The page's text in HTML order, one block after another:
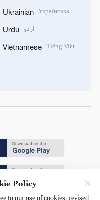
Ukrainian Українська
Urdu اردو
Vietnamese Tiếng Việt
Policy
to our use of cookies, revised